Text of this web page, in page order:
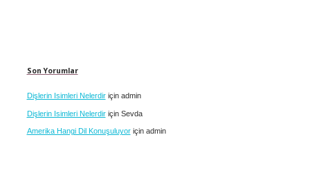
Son Yorumlar
Dişlerin Isimleri Nelerdiriçin admin
Dişlerin Isimleri Nelerdiriçin Sevda
Amerika Hangi Dil Konuşuluyoriçin admin